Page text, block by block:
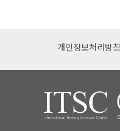
개인정보처리방침